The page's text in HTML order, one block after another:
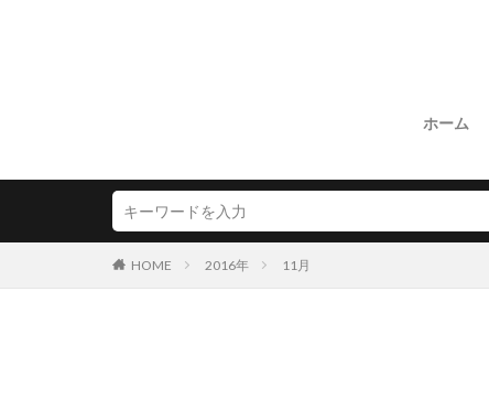
ホーム
HOME 2016年 11月